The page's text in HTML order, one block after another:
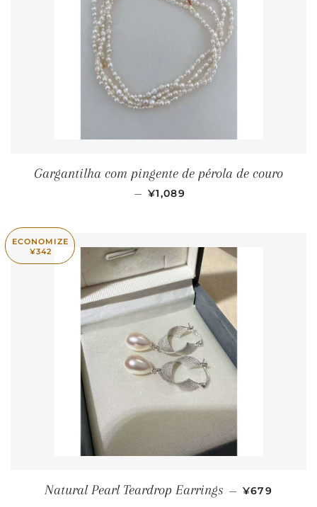
Gargantilha com pingente de pérola de couro
— PREÇO NORMAL
¥1,089
ECONOMIZE
¥342
Natural Pearl Teardrop Earrings — PREÇO
¥679